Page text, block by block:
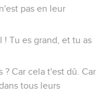
pas en leur
! Tu es grand, et tu as
? Car cela t'est dû. Car
tous leurs